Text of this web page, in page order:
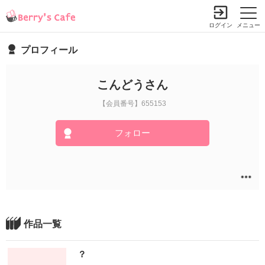
メニュー
ログイン
プロフィール
こんどうさん
【会員番号】655153
フォロー
作品一覧
？